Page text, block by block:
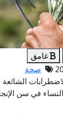
غامق
صحة
الشائعة
في سن